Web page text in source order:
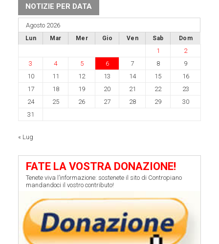
NOTIZIE PER DATA
Agosto 2026
Lun Mar Mer Gio Ven Sab Dom
1
2
3
4 5 6 7 8
9
10
11 12 13 14 15
16
17
18 19 20 21 22
23
24
25 26 27 28 29
30
31
« Lug
FATE LA VOSTRA DONAZIONE!
Tenete viva l’informazione: sostenete il sito di Contropiano
mandandoci il vostro contributo!